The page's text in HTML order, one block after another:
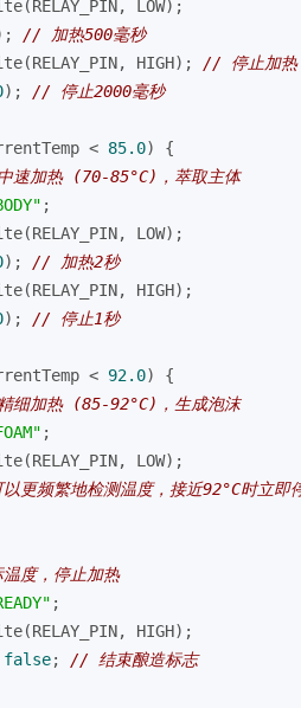
(RELAY_PIN, LOW);
// 加热500毫秒
(RELAY_PIN, HIGH); // 停止加热
); // 停止2000毫秒
< 85.0) {
速加热 (70-85°C)，萃取主体
;
(RELAY_PIN, LOW);
); // 加热2秒
(RELAY_PIN, HIGH);
); // 停止1秒
< 92.0) {
细加热 (85-92°C)，生成泡沫
;
(RELAY_PIN, LOW);
更频繁地检测温度，接近92°C时立即
度，停止加热
;
(RELAY_PIN, HIGH);
false; // 结束酿造标志